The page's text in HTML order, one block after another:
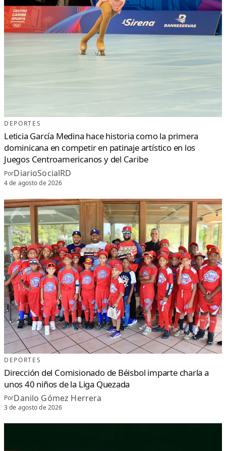
DEPORTES
Leticia García Medina hace historia como la primera
dominicana en competir en patinaje artístico en los
Juegos Centroamericanos y del Caribe
PorDiarioSocialRD
4 de agosto de 2026
DEPORTES
Dirección del Comisionado de Béisbol imparte charla a
unos 40 niños de la Liga Quezada
PorDanilo Gómez Herrera
3 de agosto de 2026